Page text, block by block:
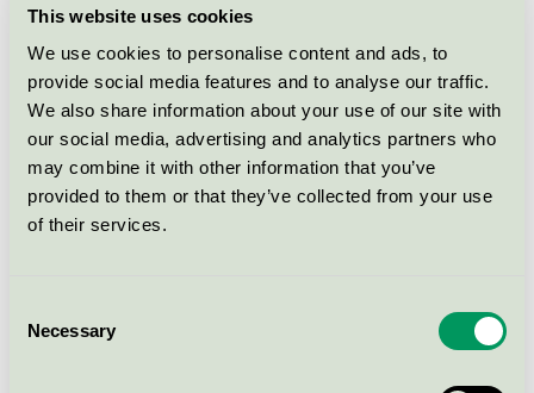
This website uses cookies
We use cookies to personalise content and ads, to
provide social media features and to analyse our traffic.
We also share information about your use of our site with
our social media, advertising and analytics partners who
may combine it with other information that you’ve
provided to them or that they’ve collected from your use
of their services.
Selection
Necessary
miljömärkning som en långsiktig investering.
– Vi kan konstatera att Svanens licensinnehavare
betraktar miljö som ett kärnvärde som
lågkonjunkturen inte kan rubba. Det är vi glada för då
det är bråttom att nå miljö- och klimatmål. Intresset
för Svanenmärkt byggande har också gett ringar på
vattnet i form av nya produktgrupper. Det är nu även